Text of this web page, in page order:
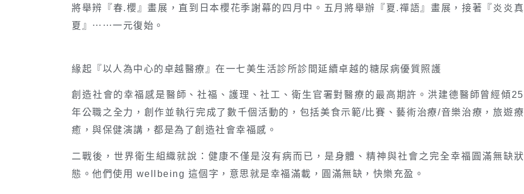
將舉辨『春.櫻』畫展，直到日本櫻花季謝幕的四月中。五月將舉辦『夏.禪語』畫展，接著『炎炎真
夏』⋯⋯一元復始。
緣起『以人為中心的卓越醫療』在一七美生活診所診間延續卓越的糖尿病優質照護
創造社會的幸福感是醫師、社福、護理、社工、衛生官署對醫療的最高期許。洪建德醫師曾經傾25
年公職之全力，創作並執行完成了數千個活動的，包括美食示範/比賽、藝術治療/音樂治療，旅遊療
癒，與保健演講，都是為了創造社會幸福感。
二戰後，世界衛生組織就說：健康不僅是沒有病而已，是身體、精神與社會之完全幸福圓滿無缺狀
態。他們使用 wellbeing 這個字，意思就是幸福滿載，圓滿無缺，快樂充盈。